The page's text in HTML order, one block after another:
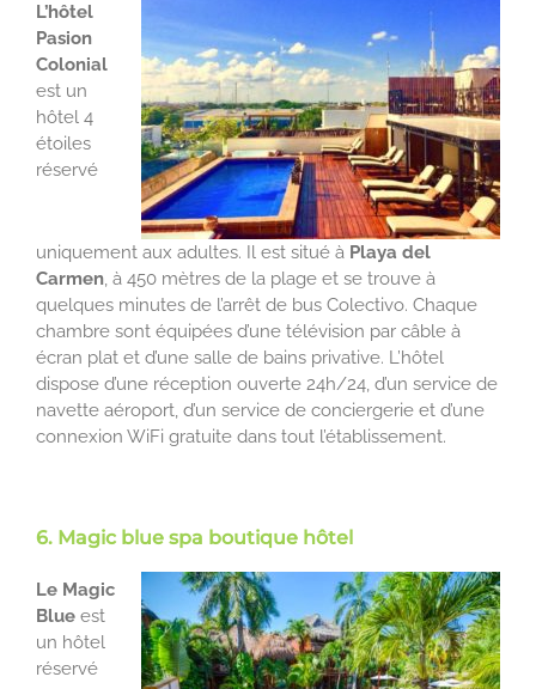
L’hôtel
Pasion
Colonial
est un
hôtel 4
étoiles
réservé
uniquement aux adultes. Il est situé à Playa del
Carmen, à 450 mètres de la plage et se trouve à
quelques minutes de l’arrêt de bus Colectivo. Chaque
chambre sont équipées d’une télévision par câble à
écran plat et d’une salle de bains privative. L’hôtel
dispose d’une réception ouverte 24h/24, d’un service de
navette aéroport, d’un service de conciergerie et d’une
connexion WiFi gratuite dans tout l’établissement.
6. Magic blue spa boutique hôtel
Le Magic
Blue est
un hôtel
réservé